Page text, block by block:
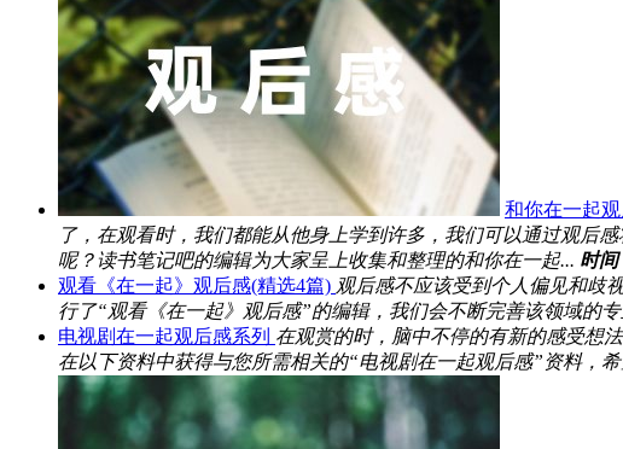
和你在一起观
了，在观看时，我们都能从他身上学到许多，我们可以通过观后
呢？读书笔记吧的编辑为大家呈上收集和整理的和你在一起... 时间
观看《在一起》观后感(精选4篇) 观后感不应该受到个人偏见和歧
行了“观看《在一起》观后感”的编辑，我们会不断完善该领域的
电视剧在一起观后感系列 在观赏的时，脑中不停的有新的感受想
在以下资料中获得与您所需相关的“电视剧在一起观后感”资料，